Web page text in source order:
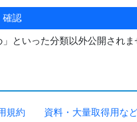
確認
といった分類以外公開され
規約 資料・大量取得用な